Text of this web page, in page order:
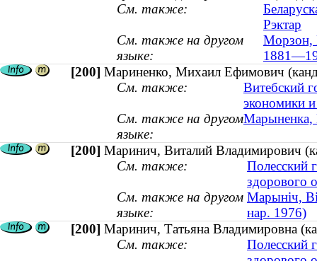
См. также:
Рэктар
См. также на другом
языке:
Морзон,
[200] Мариненко, Михаил Ефимович
См. также:
Витебский
экономики
См. также на другом
языке:
Марыненка,
[200] Маринич, Виталий Владимирович
См. также:
Полесский
здорового
См. также на другом
языке:
Марыніч,
нар. 1976)
[200] Маринич, Татьяна Владимировна
См. также:
Полесский